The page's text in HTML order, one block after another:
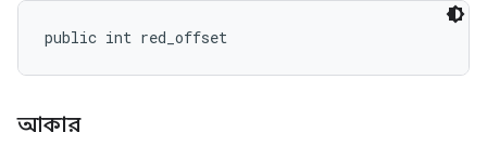
public int red_offset
আকার